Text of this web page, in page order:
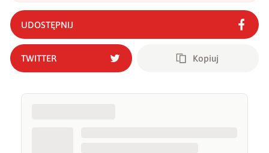
UDOSTĘPNIJ
TWITTER Kopiuj